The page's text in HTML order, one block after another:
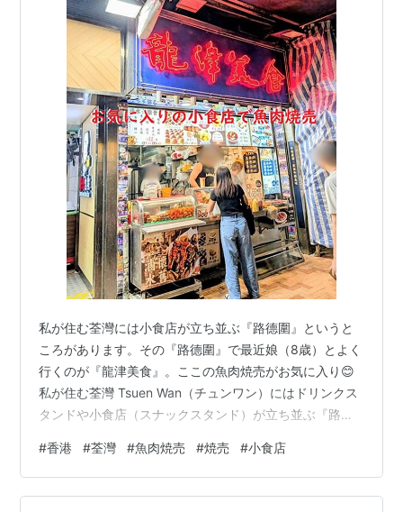
私が住む荃灣には小食店が立ち並ぶ『路德圍』というと
ころがあります。その『路德圍』で最近娘（8歳）とよく
行くのが『龍津美食』。ここの魚肉焼売がお気に入り😊
私が住む荃灣 Tsuen Wan（チュンワン）にはドリンクス
タンドや小食店（スナックスタンド）が立ち並ぶ『路德
ト）』という場所があります。 こんな感じで、ずらっと
お店が並んでいます。 本当の通りの名前は荃興徑 Tsuen
Hing Path（チュンヒンギン、チュンヒンパス）というの
#香港 #荃灣 #魚肉焼売 #焼売 #小食店